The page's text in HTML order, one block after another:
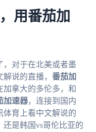
用番茄加
，对于在北美或者墨
说的直播， 番茄加
拿大的多伦多，和
加速器，连接到国内
体育上看中文解说的
还是韩国vs哥伦比亚的